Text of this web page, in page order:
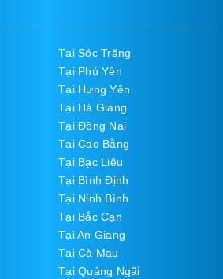
Tại Sóc Trăng
Tại Phú Yên
Tại Hưng Yên
Tại Hà Giang
Tại Đồng Nai
Tại Cao Bằng
Tại Bạc Liêu
Tại Bình Định
Tại Ninh Bình
Tại Bắc Cạn
Tại An Giang
Tại Cà Mau
Tại Quảng Ngãi